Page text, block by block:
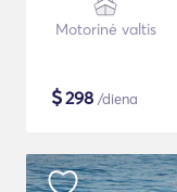
Motorinė valtis
$298 /diena